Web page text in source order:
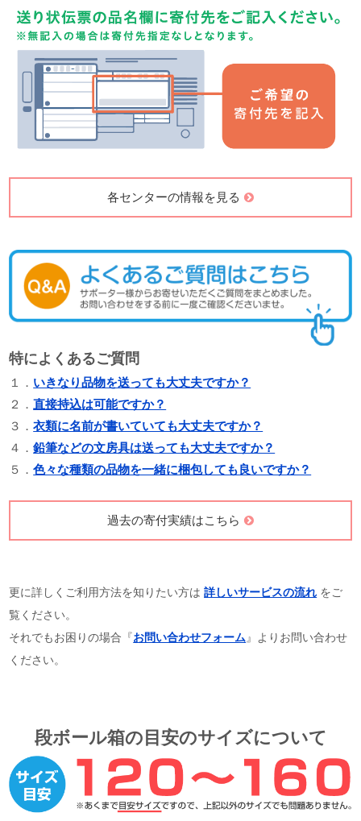
各センターの情報を見る
特によくあるご質問
１． いきなり品物を送っても大丈夫ですか？
２．直接持込は可能ですか？
３．衣類に名前が書いていても大丈夫ですか？
４．鉛筆などの文房具は送っても大丈夫ですか？
５．色々な種類の品物を一緒に梱包しても良いですか？
過去の寄付実績はこちら
更に詳しくご利用方法を知りたい方は詳しいサービスの流れ をご
覧ください。
それでもお困りの場合『お問い合わせフォーム』よりお問い合わせ
ください。
段ボール箱の目安のサイズについて